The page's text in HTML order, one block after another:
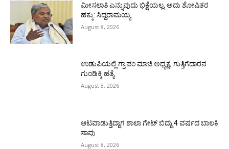
ಮೀಸಲಾತಿ ಎನ್ನುವುದು ಭಿಕ್ಷೆಯಲ್ಲ, ಅದು ಶೋಷಿತರ
ಹಕ್ಕು: ಸಿದ್ದರಾಮಯ್ಯ
August 8, 2026
ಉಡುಪಿಯಲ್ಲಿ ಗ್ರಾಪಂ ಮಾಜಿ ಅಧ್ಯಕ್ಷ, ಗುತ್ತಿಗೆದಾರನ
ಗುಂಡಿಕ್ಕಿ ಹತ್ಯೆ
August 8, 2026
ಆಟವಾಡುತ್ತಿದ್ದಾಗ ಶಾಲಾ ಗೇಟ್‌ ಬಿದ್ದು 4 ವರ್ಷದ ಬಾಲಕಿ
ಸಾವು
August 8, 2026